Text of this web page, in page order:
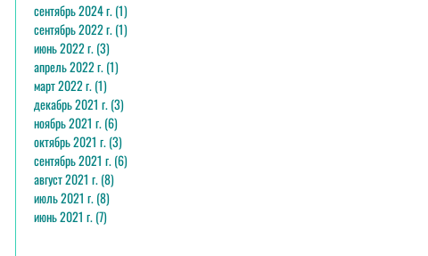
сентябрь 2024 г.(1)
сентябрь 2022 г.(1)
июнь 2022 г.(3)
апрель 2022 г.(1)
март 2022 г.(1)
декабрь 2021 г.(3)
ноябрь 2021 г.(6)
октябрь 2021 г.(3)
сентябрь 2021 г.(6)
август 2021 г.(8)
июль 2021 г.(8)
июнь 2021 г.(7)